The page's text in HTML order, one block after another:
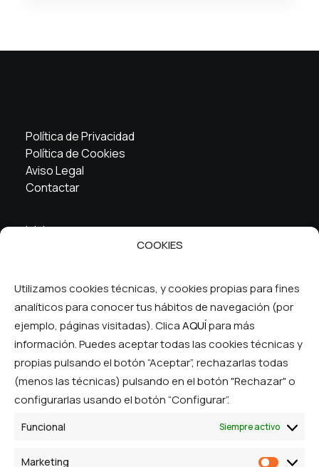
COOKIES
Utilizamos cookies técnicas, y cookies propias para fines
analíticos para conocer tus hábitos de navegación (por
ejemplo, páginas visitadas). ClicaAQUÍpara más
información. Puedes aceptar todas las cookies técnicas y
propias pulsando el botón “Aceptar”, rechazarlas todas
(menos las técnicas) pulsando en el botón "Rechazar" o
configurarlas usando el botón “Configurar”.
Funcional Siempre activo
Marketing
Política de Privacidad
Política de Cookies
Aviso Legal
Contactar
Inicio
FAQ
Síguenos en las RRSS